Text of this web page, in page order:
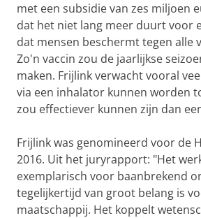
met een subsidie van zes miljoen
dat het niet lang meer duurt voor
dat mensen beschermt tegen alle
Zo'n vaccin zou de jaarlijkse
maken. Frijlink verwacht vooral
via een inhalator kunnen worden
zou effectiever kunnen zijn dan
Frijlink was genomineerd voor de
2016. Uit het juryrapport: "Het
exemplarisch voor baanbrekend
tegelijkertijd van groot belang is
maatschappij. Het koppelt